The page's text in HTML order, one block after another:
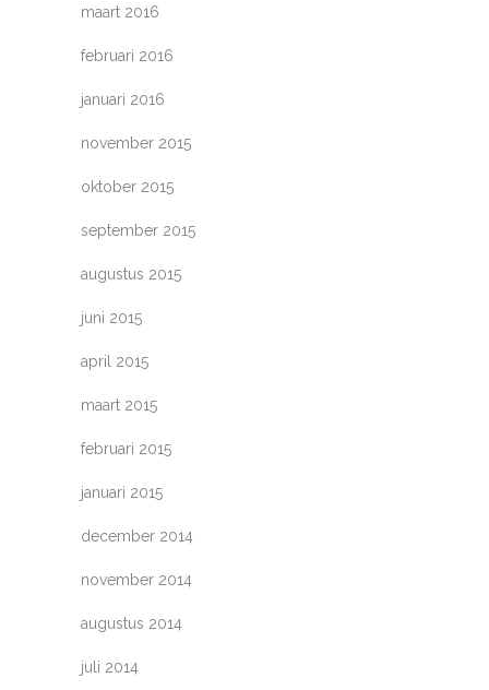
maart 2016
februari 2016
januari 2016
november 2015
oktober 2015
september 2015
augustus 2015
juni 2015
april 2015
maart 2015
februari 2015
januari 2015
december 2014
november 2014
augustus 2014
juli 2014